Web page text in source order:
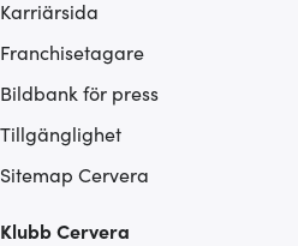
Karriärsida
Franchisetagare
Bildbank för press
Tillgänglighet
Sitemap Cervera
Klubb Cervera